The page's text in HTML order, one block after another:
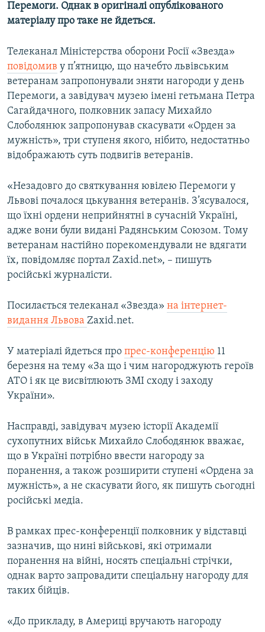
Перемоги. Однак в оригіналі опублікованого
матеріалу про таке не йдеться.
Телеканал Міністерства оборони Росії «Звезда»
повідомив у п’ятницю, що начебто львівським
ветеранам запропонували зняти нагороди у день
Перемоги, а завідувач музею імені гетьмана Петра
Сагайдачного, полковник запасу Михайло
Слоболянюк запропонував скасувати «Орден за
мужність», три ступеня якого, нібито, недостатньо
відображають суть подвигів ветеранів.
«Незадовго до святкування ювілею Перемоги у
Львові почалося цькування ветеранів. З’ясувалося,
що їхні ордени неприйнятні в сучасній Україні,
адже вони були видані Радянським Союзом. Тому
ветеранам настійно порекомендували не вдягати
їх, повідомляє портал Zaxid.net», – пишуть
російські журналісти.
Посилається телеканал «Звезда» на інтернет-
видання Львова Zaxid.net.
У матеріалі йдеться про прес-конференцію 11
березня на тему «За що і чим нагороджують героїв
АТО і як це висвітлюють ЗМІ сходу і заходу
України».
Насправді, завідувач музею історії Академії
сухопутних військ Михайло Слободянюк вважає,
що в Україні потрібно ввести нагороду за
поранення, а також розширити ступені «Ордена за
мужність», а не скасувати його, як пишуть сьогодні
російські медіа.
В рамках прес-конференції полковник у відставці
зазначив, що нині військові, які отримали
поранення на війні, носять спеціальні стрічки,
однак варто запровадити спеціальну нагороду для
таких бійців.
«До прикладу, в Америці вручають нагороду